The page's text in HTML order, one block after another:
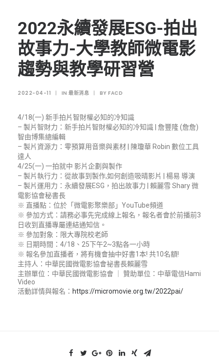
表單下載
招生資訊
高中生專區
境外生專區 PROSPECTIVE STUDENTS
聯絡我們 CONTACT
法規章程
FACEBOOK
ENGLISH
搜尋
2022永續發展ESG-拍出
故事力-大學教師微電影
趨勢與教學研習營
2022-04-11 | IN 最新消息 | BY FACD
4/18(一) 新手拍片智財權必知的冷知識
– 製片智財力：新手拍片智財權必知的冷知識 | 詹豐隆 (詹詹)
智由博集總編輯
– 製片資源力：零預算用音樂與素材 | 陳瓊華 Robin 數位工具
達人
4/25(一) 一拍就中 影片企劃與製作
– 製片執行力：從故事到製作,如何創造吸晴影片 | 楊易 導演
– 製片運用力：永續發展ESG，拍出故事力 | 賴麗雪 Shary 微
電影協會秘書長
※ 直播點：位於「微電影聚樂部」YouTube頻道
※ 參加方式：請務必事先完成線上報名，報名者會於前播前3
日收到直播專屬連結通知信。
※ 參加對象：限大專院校老師
※ 日期時間：4/18、25下午2~3點各一小時
※ 報名參加直播者，將有機會抽中好書1本! 共10名額!
主持人：中華民國微電影協會祕書長賴麗雪
主辦單位：中華民國微電影協會 ｜ 贊助單位：中華電信Hami
Video
活動詳情與報名： https://micromovie.org.tw/2022pai/